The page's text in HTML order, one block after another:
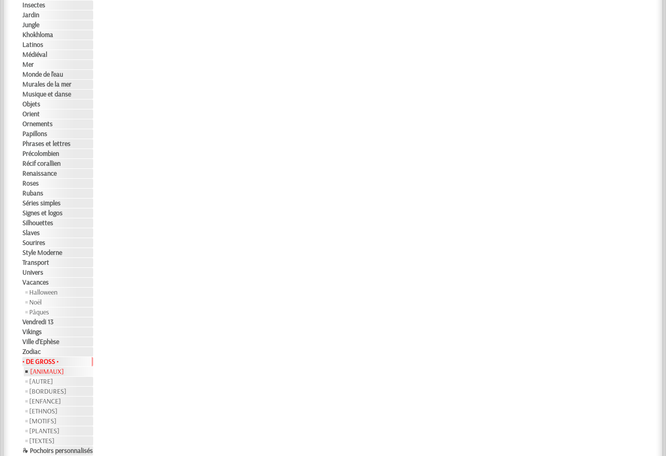
Insectes
Jardin
Jungle
Khokhloma
Latinos
Médiéval
Mer
Monde de l'eau
Murales de la mer
Musique et danse
Objets
Orient
Ornements
Papillons
Phrases et lettres
Précolombien
Récif corallien
Renaissance
Roses
Rubans
Séries simples
Signes et logos
Silhouettes
Slaves
Sourires
Style Moderne
Transport
Univers
Vacances
Halloween
Noël
Pâques
Vendredi 13
Vikings
Ville d'Ephèse
Zodiac
• DE GROSS •
[ANIMAUX]
[AUTRE]
[BORDURES]
[ENFANCE]
[ETHNOS]
[MOTIFS]
[PLANTES]
[TEXTES]
❧ Pochoirs personnalisés